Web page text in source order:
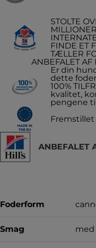
STOLTE
FINDE ET
TÆLLER
ANBEFALET
Er din
dette
100%
kvalitet,
pengene
Fremstillet
ANBEFALET
Foderform
Smag med